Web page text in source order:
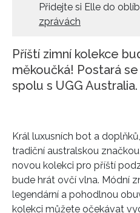
Přidejte si Elle do
zprávách
Příští zimní kolekce
měkoučká! Postará
spolu s UGG Australia.
Král luxusních bot a
tradiční australskou
novou kolekci pro příští
bude hrát ovčí vlna. Módní
legendární a pohodlnou
kolekci můžete očekávat